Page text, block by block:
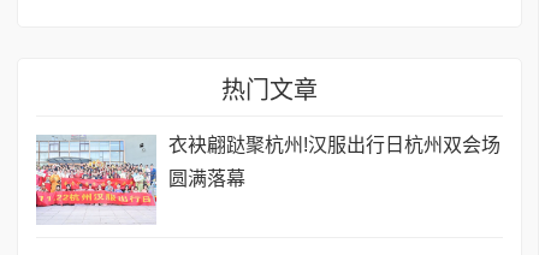
热门文章
衣袂翩跶聚杭州!汉服出行日杭州双会场
圆满落幕